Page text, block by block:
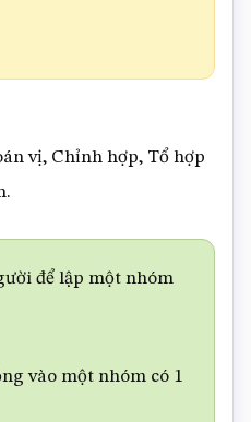
vị, Chỉnh hợp, Tổ hợp
để lập một nhóm
vào một nhóm có 1